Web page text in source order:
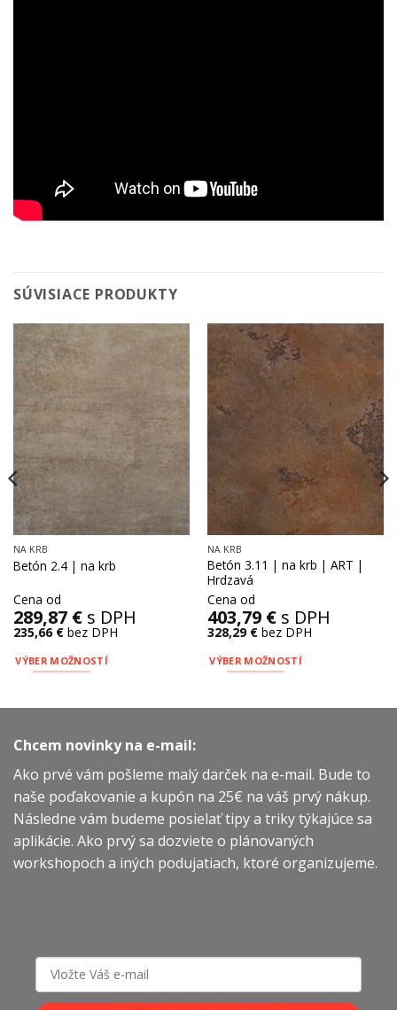
SÚVISIACE PRODUKTY
NA KRB
Betón 2.4 | na krb
Cena od
289,87 €s DPH
235,66 €bez DPH
VÝBER MOŽNOSTÍ
viacero
Možnosti
si
môžete
na
stránke
NA KRB
Betón 3.11 | na krb | ART |
Hrdzavá
Cena od
403,79 €s DPH
328,29 €bez DPH
VÝBER MOŽNOSTÍ
Možnosti
si
môžete
vybrať
na
stránke
Chcem novinky na e-mail:
Ako prvé vám pošleme malý darček na e-mail. Bude to
naše poďakovanie a kupón na 25€ na váš prvý nákup.
Následne vám budeme posielať tipy a triky týkajúce sa
aplikácie. Ako prvý sa dozviete o plánovaných
workshopoch a iných podujatiach, ktoré organizujeme.